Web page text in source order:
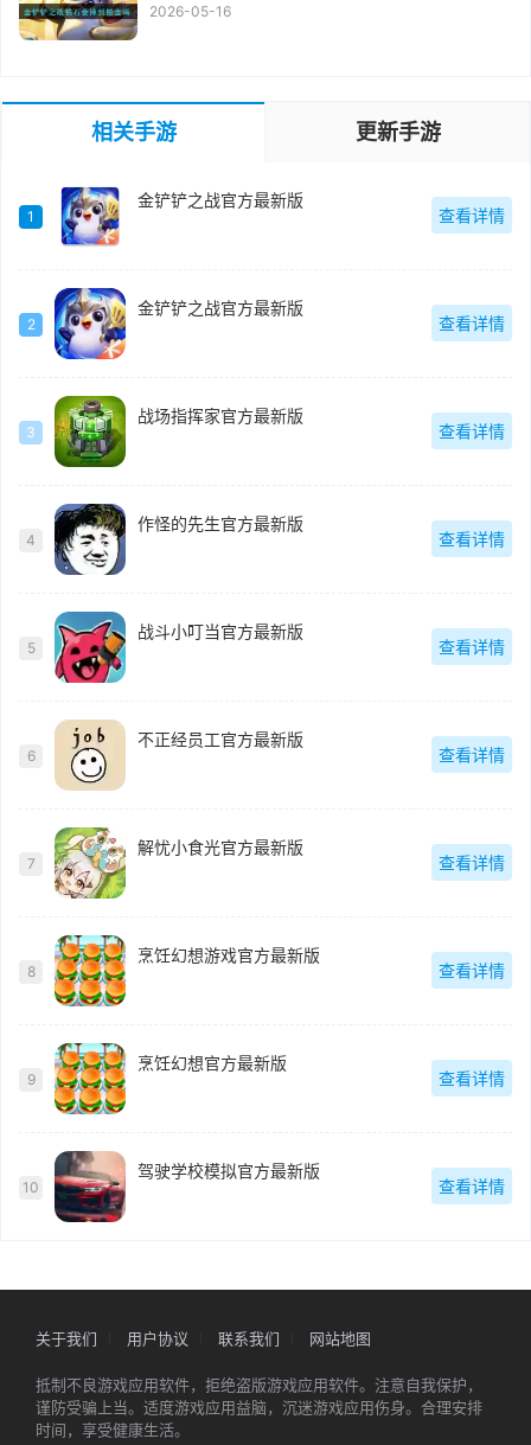
2026-05-16
相关手游 更新手游
1
金铲铲之战官方最新版
查看详情
2
金铲铲之战官方最新版
查看详情
3
战场指挥家官方最新版
查看详情
4
作怪的先生官方最新版
查看详情
5
战斗小叮当官方最新版
查看详情
6
不正经员工官方最新版
查看详情
7
解忧小食光官方最新版
查看详情
8
烹饪幻想游戏官方最新版
查看详情
9
烹饪幻想官方最新版
查看详情
10
驾驶学校模拟官方最新版
查看详情
关于我们 用户协议 联系我们 网站地图
抵制不良游戏应用软件，拒绝盗版游戏应用软件。注意自我保护，
谨防受骗上当。适度游戏应用益脑，沉迷游戏应用伤身。合理安排
时间，享受健康生活。